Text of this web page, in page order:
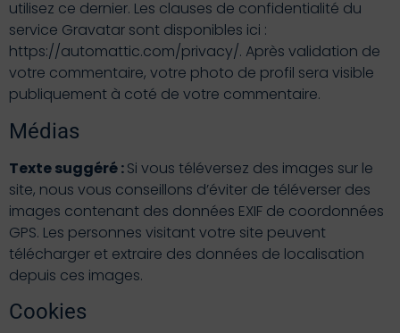
utilisez ce dernier. Les clauses de confidentialité du
service Gravatar sont disponibles ici :
https://automattic.com/privacy/. Après validation de
votre commentaire, votre photo de profil sera visible
publiquement à coté de votre commentaire.
Médias
Texte suggéré :Si vous téléversez des images sur le
site, nous vous conseillons d’éviter de téléverser des
images contenant des données EXIF de coordonnées
GPS. Les personnes visitant votre site peuvent
télécharger et extraire des données de localisation
depuis ces images.
Cookies